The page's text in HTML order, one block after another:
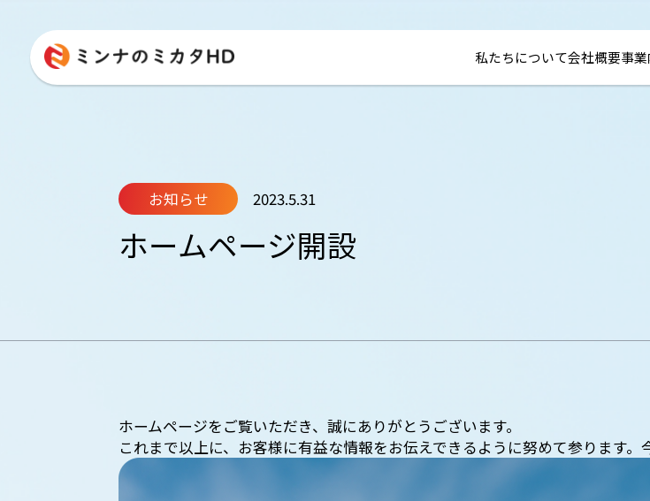
私たちについて会社概要事
お知らせ 2023.5.31
ホームページ開設
ホームページをご覧いただき、誠にありがとうございます。
これまで以上に、お客様に有益な情報をお伝えできるように努めて参ります。